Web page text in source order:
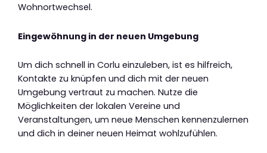
Wohnortwechsel.
Eingewöhnung in der neuen Umgebung
Um dich schnell in Corlu einzuleben, ist es hilfreich,
Kontakte zu knüpfen und dich mit der neuen
Umgebung vertraut zu machen. Nutze die
Möglichkeiten der lokalen Vereine und
Veranstaltungen, um neue Menschen kennenzulernen
und dich in deiner neuen Heimat wohlzufühlen.